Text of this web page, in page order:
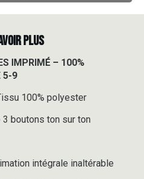
PLUS
IMPRIMÉ – 100%
5-9
100% polyester
boutons ton sur ton
intégrale inaltérable